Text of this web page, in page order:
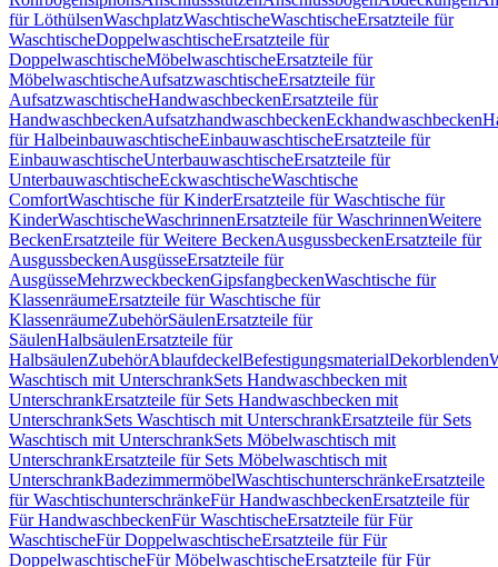
für LöthülsenWaschplatzWaschtischeWaschtischeErsatzteile für
WaschtischeDoppelwaschtischeErsatzteile für
DoppelwaschtischeMöbelwaschtischeErsatzteile für
MöbelwaschtischeAufsatzwaschtischeErsatzteile für
AufsatzwaschtischeHandwaschbeckenErsatzteile für
HandwaschbeckenAufsatzhandwaschbeckenEckhandwaschbecken
für HalbeinbauwaschtischeEinbauwaschtischeErsatzteile für
EinbauwaschtischeUnterbauwaschtischeErsatzteile für
UnterbauwaschtischeEckwaschtischeWaschtische
ComfortWaschtische für KinderErsatzteile für Waschtische für
KinderWaschtischeWaschrinnenErsatzteile für WaschrinnenWeitere
BeckenErsatzteile für Weitere BeckenAusgussbeckenErsatzteile für
AusgussbeckenAusgüsseErsatzteile für
AusgüsseMehrzweckbeckenGipsfangbeckenWaschtische für
KlassenräumeErsatzteile für Waschtische für
KlassenräumeZubehörSäulenErsatzteile für
SäulenHalbsäulenErsatzteile für
HalbsäulenZubehörAblaufdeckelBefestigungsmaterialDekorblenden
Waschtisch mit UnterschrankSets Handwaschbecken mit
UnterschrankErsatzteile für Sets Handwaschbecken mit
UnterschrankSets Waschtisch mit UnterschrankErsatzteile für Sets
Waschtisch mit UnterschrankSets Möbelwaschtisch mit
UnterschrankErsatzteile für Sets Möbelwaschtisch mit
UnterschrankBadezimmermöbelWaschtischunterschränkeErsatzteile
für WaschtischunterschränkeFür HandwaschbeckenErsatzteile für
Für HandwaschbeckenFür WaschtischeErsatzteile für Für
WaschtischeFür DoppelwaschtischeErsatzteile für Für
DoppelwaschtischeFür MöbelwaschtischeErsatzteile für Für